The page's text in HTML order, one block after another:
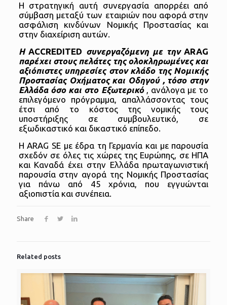
Η στρατηγική αυτή συνεργασία απορρέει από
σύμβαση μεταξύ των εταιριών που αφορά στην
ασφάλιση κινδύνων Νομικής Προστασίας και
στην διαχείριση αυτών.
ΗACCREDITED συνεργαζόμενη με τηνARAG
παρέχει στους πελάτες της ολοκληρωμένες και
αξιόπιστες υπηρεσίες στον κλάδο της Νομικής
Προστασίας Οχήματος και Οδηγού , τόσο στην
Ελλάδα όσο και στο Εξωτερικό , ανάλογα με το
επιλεγόμενο πρόγραμμα, απαλλάσσοντας τους
έτσι από το κόστος της νομικής τους
υποστήριξης σε συμβουλευτικό, σε
εξωδικαστικό και δικαστικό επίπεδο.
Η ARAG SE με έδρα τη Γερμανία και με παρουσία
σχεδόν σε όλες τις χώρες της Ευρώπης, σε ΗΠΑ
και Καναδά έχει στην Ελλάδα πρωταγωνιστική
παρουσία στην αγορά της Νομικής Προστασίας
για πάνω από 45 χρόνια, που εγγυώνται
αξιοπιστία και συνέπεια.
Share
Related posts